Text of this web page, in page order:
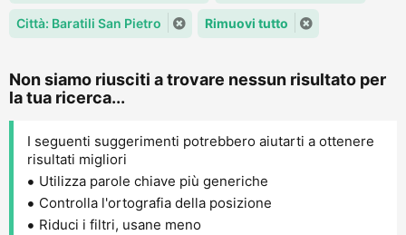
Città: Baratili San Pietro Rimuovi tutto
Non siamo riusciti a trovare nessun risultato per
la tua ricerca...
I seguenti suggerimenti potrebbero aiutarti a ottenere
risultati migliori
Utilizza parole chiave più generiche
Controlla l'ortografia della posizione
Riduci i filtri, usane meno